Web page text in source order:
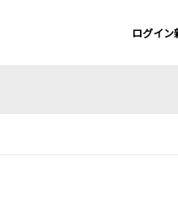
ログイン